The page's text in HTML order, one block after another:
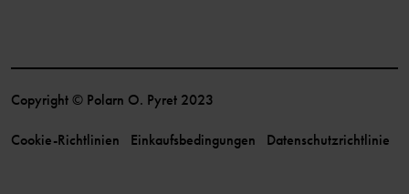
Copyright © Polarn O. Pyret 2023
Cookie-Richtlinien Einkaufsbedingungen Datenschutzrichtlinie